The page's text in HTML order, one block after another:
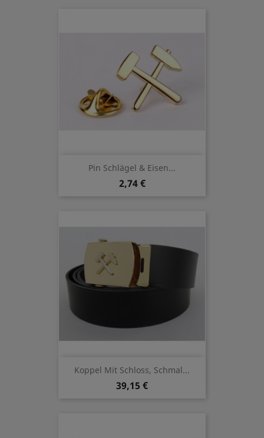
Pin Schlägel & Eisen...
2,74 €
Koppel Mit Schloss, Schmal...
39,15 €